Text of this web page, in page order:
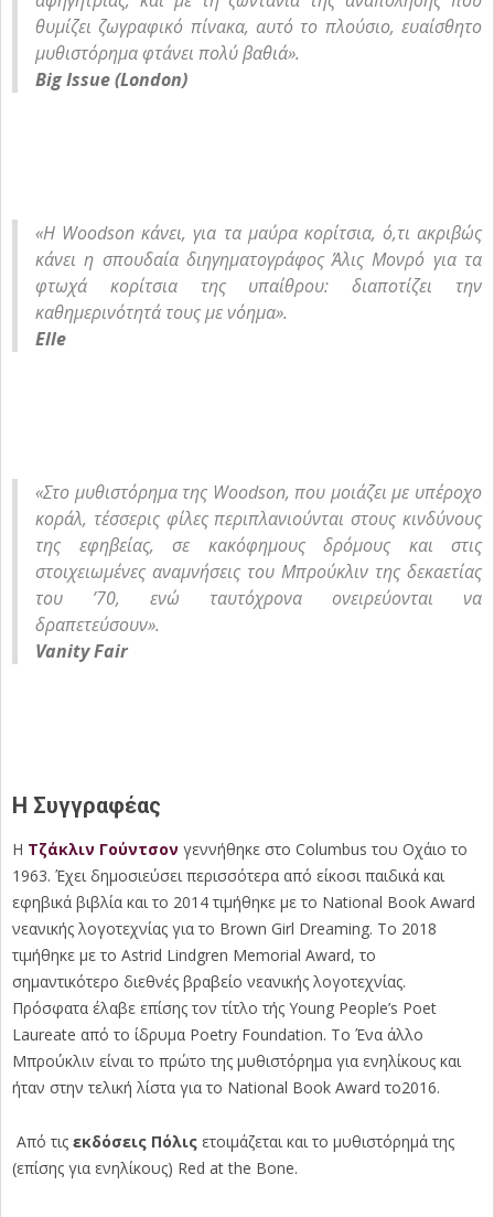
θυμίζει ζωγραφικό πίνακα, αυτό το πλούσιο, ευαίσθητο
μυθιστόρημα φτάνει πολύ βαθιά».
Big Issue (London)
«Η Woodson κάνει, για τα μαύρα κορίτσια, ό,τι ακριβώς
κάνει η σπουδαία διηγηματογράφος Άλις Μονρό για τα
φτωχά κορίτσια της υπαίθρου: διαποτίζει την
καθημερινότητά τους με νόημα».
Elle
«Στο μυθιστόρημα της Woodson, που μοιάζει με υπέροχο
κοράλ, τέσσερις φίλες περιπλανιούνται στους κινδύνους
της εφηβείας, σε κακόφημους δρόμους και στις
στοιχειωμένες αναμνήσεις του Μπρούκλιν της δεκαετίας
του ’70, ενώ ταυτόχρονα ονειρεύονται να
δραπετεύσουν».
Vanity Fair
Η Συγγραφέας
Η Τζάκλιν Γούντσον γεννήθηκε στο Columbus του Οχάιο το
1963. Έχει δημοσιεύσει περισσότερα από είκοσι παιδικά και
εφηβικά βιβλία και το 2014 τιμήθηκε με το National Book Award
νεανικής λογοτεχνίας για το Brown Girl Dreaming. Το 2018
τιμήθηκε με το Astrid Lindgren Memorial Award, το
σημαντικότερο διεθνές βραβείο νεανικής λογοτεχνίας.
Πρόσφατα έλαβε επίσης τον τίτλο τής Young People’s Poet
Laureate από το ίδρυμα Poetry Foundation. Το Ένα άλλο
Μπρούκλιν είναι το πρώτο της μυθιστόρημα για ενηλίκους και
ήταν στην τελική λίστα για το National Book Award το2016.
Από τις εκδόσεις Πόλις ετοιμάζεται και το μυθιστόρημά της
(επίσης για ενηλίκους) Red at the Bone.